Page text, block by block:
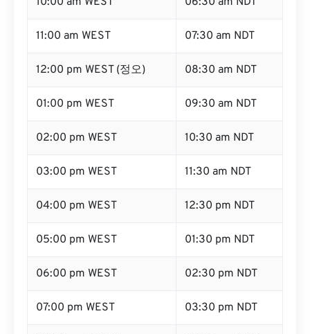
11:00 am WEST 07:30 am NDT
12:00 pm WEST (정오) 08:30 am NDT
01:00 pm WEST 09:30 am NDT
02:00 pm WEST 10:30 am NDT
03:00 pm WEST 11:30 am NDT
04:00 pm WEST 12:30 pm NDT
05:00 pm WEST 01:30 pm NDT
06:00 pm WEST 02:30 pm NDT
07:00 pm WEST 03:30 pm NDT